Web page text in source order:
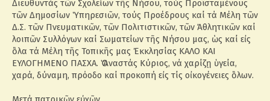
Διευθυντάς τῶν Σχολείων τῆς Νήσου, τούς Προϊσταμένους
τῶν Δημοσίων Ὑπηρεσιῶν, τούς Προέδρους καί τά Μέλη τῶν
Δ.Σ. τῶν Πνευματικῶν, τῶν Πολιτιστικῶν, τῶν Ἀθλητικῶν καί
λοιπῶν Συλλόγων καί Σωματείων τῆς Νήσου μας, ὡς καί εἰς
ὃλα τά Μέλη τῆς Τοπικῆς μας Ἐκκλησίας ΚΑΛΟ ΚΑΙ
ΕΥΛΟΓΗΜΕΝΟ ΠΑΣΧΑ. Ὁ Ἀναστάς Κύριος, νά χαρίζῃ ὑγεία,
χαρά, δύναμη, πρόοδο καί προκοπή εἰς τίς οἰκογένειες ὃλων.